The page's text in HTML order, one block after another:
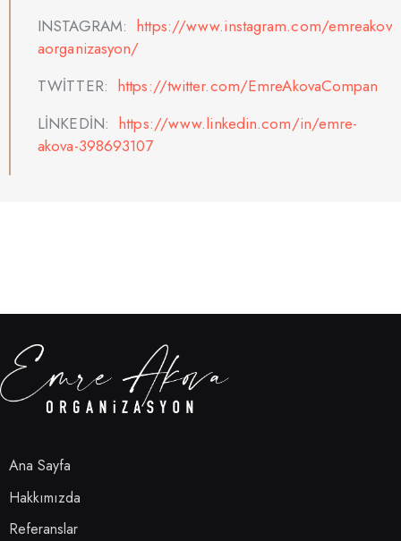
INSTAGRAM: https://www.instagram.com/emreakov
aorganizasyon/
TWİTTER: https://twitter.com/EmreAkovaCompan
LİNKEDİN: https://www.linkedin.com/in/emre-
akova-398693107
Ana Sayfa
Hakkımızda
Referanslar